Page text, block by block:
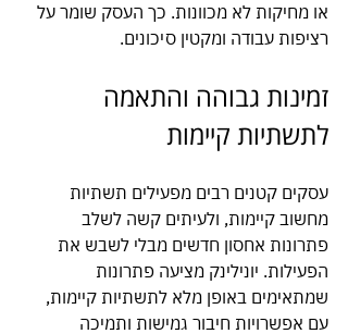
או מחיקות לא מכוונות. כך העסק שומר על
רציפות עבודה ומקטין סיכונים.
זמינות גבוהה והתאמה
לתשתיות קיימות
עסקים קטנים רבים מפעילים תשתיות
מחשוב קיימות, ולעיתים קשה לשלב
פתרונות אחסון חדשים מבלי לשבש את
הפעילות. יונילינק מציעה פתרונות
שמתאימים באופן מלא לתשתיות קיימות,
עם אפשרויות חיבור גמישות ותמיכה